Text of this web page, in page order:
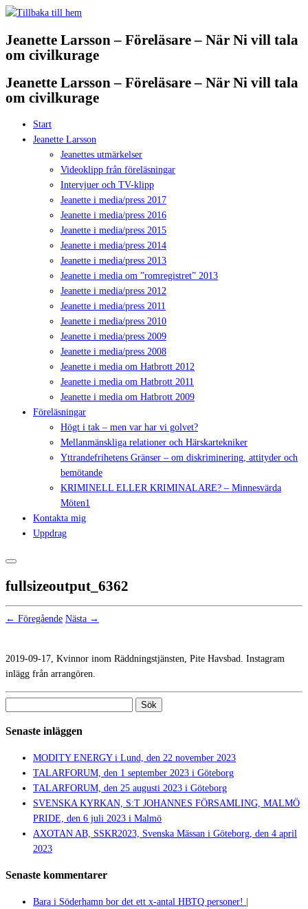
Hoppa
innehåll
Jeanette Larsson – Föreläsare – När Ni vill tala
om civilkurage
Jeanette Larsson – Föreläsare – När Ni vill tala
om civilkurage
Start
Jeanette Larsson
Jeanettes utmärkelser
Videoklipp från föreläsningar
Intervjuer och TV-klipp
Jeanette i media/press 2017
Jeanette i media/press 2016
Jeanette i media/press 2015
Jeanette i media/press 2014
Jeanette i media/press 2013
Jeanette i media om ”romregistret” 2013
Jeanette i media/press 2012
Jeanette i media/press 2011
Jeanette i media/press 2010
Jeanette i media/press 2009
Jeanette i media/press 2008
Jeanette i media om Hatbrott 2012
Jeanette i media om Hatbrott 2011
Jeanette i media om Hatbrott 2009
Föreläsningar
Högt i tak – men var har vi golvet?
Mellanmänskliga relationer och Härskartekniker
Yttrandefrihetens Gränser – om diskriminering, attityder och
bemötande
KRIMINELL ELLER KRIMINALARE? – Minnesvärda
Möten1
Kontakta mig
Uppdrag
fullsizeoutput_6362
← Föregående Nästa →
2019-09-17, Kvinnor inom Räddningstjänsten, Pite Havsbad. Instagram
inlägg från arrangören.
Senaste inläggen
MODITY ENERGY i Lund, den 22 november 2023
TALARFORUM, den 1 september 2023 i Göteborg
TALARFORUM, den 25 augusti 2023 i Göteborg
SVENSKA KYRKAN, S:T JOHANNES FÖRSAMLING, MALMÖ
PRIDE, den 6 juli 2023 i Malmö
AXOTAN AB, SSKR2023, Svenska Mässan i Göteborg, den 4 april
2023
Senaste kommentarer
Bara i Söderhamn bor det ett x-antal HBTQ personer! |